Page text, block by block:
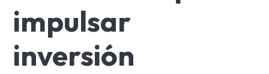
impulsar
inversión